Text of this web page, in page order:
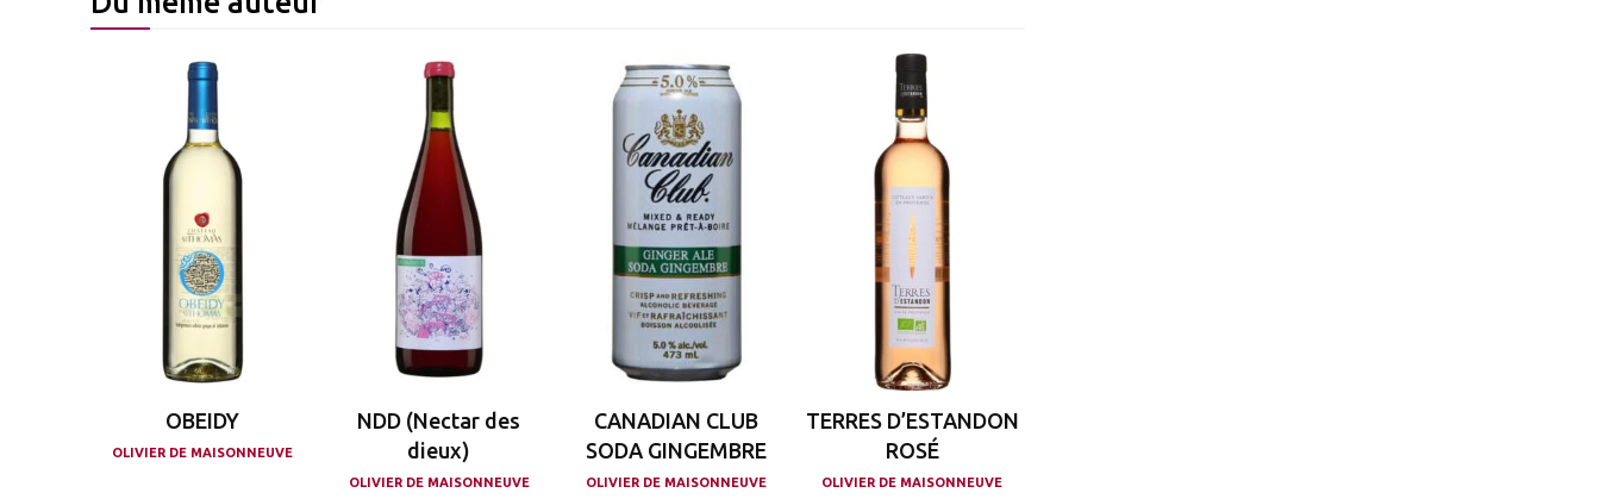
OBEIDY
OLIVIER DE MAISONNEUVE
NDD (Nectar des
dieux)
OLIVIER DE MAISONNEUVE
CANADIAN CLUB
SODA GINGEMBRE
OLIVIER DE MAISONNEUVE
TERRES D’ESTANDON
ROSÉ
OLIVIER DE MAISONNEUVE